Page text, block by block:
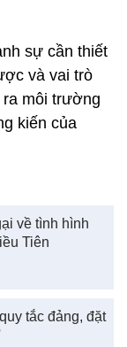
sự cần thiết
và vai trò
môi trường
kiến của
về tình hình
Tiên
tắc đảng, đặt